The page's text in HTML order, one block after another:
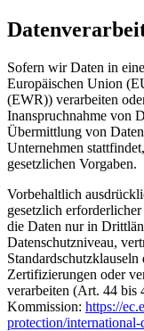
Sofern wir Daten in
Europäischen Union
(EWR)) verarbeiten
Inanspruchnahme von
Übermittlung von
Unternehmen
gesetzlichen Vorgaben.
Vorbehaltlich
gesetzlich
die Daten nur in
Datenschutzniveau,
Zertifizierungen oder
verarbeiten (Art. 44 bis
Kommission: https://
protection/